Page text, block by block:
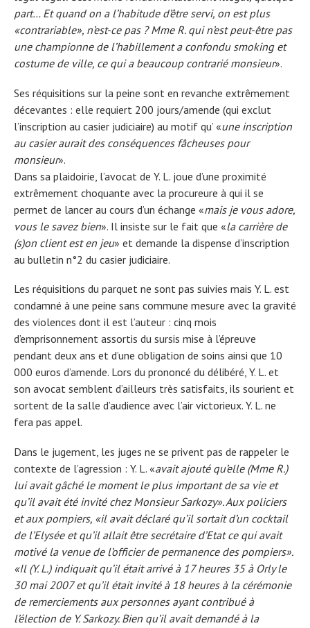
part… Et quand on a l’habitude d’être servi, on est plus
«contrariable», n’est-ce pas ? Mme R. qui n’est peut-être pas
une championne de l’habillement a confondu smoking et
costume de ville, ce qui a beaucoup contrarié monsieur».
Ses réquisitions sur la peine sont en revanche extrêmement
décevantes : elle requiert 200 jours/amende (qui exclut
l’inscription au casier judiciaire) au motif qu’ «une inscription
au casier aurait des conséquences fâcheuses pour
monsieur».
Dans sa plaidoirie, l’avocat de Y. L. joue d’une proximité
extrêmement choquante avec la procureure à qui il se
permet de lancer au cours d’un échange «mais je vous adore,
vous le savez bien». Il insiste sur le fait que «la carrière de
(s)on client est en jeu» et demande la dispense d’inscription
au bulletin n°2 du casier judiciaire.
Les réquisitions du parquet ne sont pas suivies mais Y. L. est
condamné à une peine sans commune mesure avec la gravité
des violences dont il est l’auteur : cinq mois
d’emprisonnement assortis du sursis mise à l’épreuve
pendant deux ans et d’une obligation de soins ainsi que 10
000 euros d’amende. Lors du prononcé du délibéré, Y. L. et
son avocat semblent d’ailleurs très satisfaits, ils sourient et
sortent de la salle d’audience avec l’air victorieux. Y. L. ne
fera pas appel.
Dans le jugement, les juges ne se privent pas de rappeler le
contexte de l’agression : Y. L. «avait ajouté qu’elle (Mme R.)
lui avait gâché le moment le plus important de sa vie et
qu’il avait été invité chez Monsieur Sarkozy». Aux policiers
et aux pompiers, «il avait déclaré qu’il sortait d’un cocktail
de l’Elysée et qu’il allait être secrétaire d’Etat ce qui avait
motivé la venue de l’officier de permanence des pompiers».
«Il (Y. L.) indiquait qu’il était arrivé à 17 heures 35 à Orly le
30 mai 2007 et qu’il était invité à 18 heures à la cérémonie
de remerciements aux personnes ayant contribué à
l’élection de Y. Sarkozy. Bien qu’il avait demandé à la